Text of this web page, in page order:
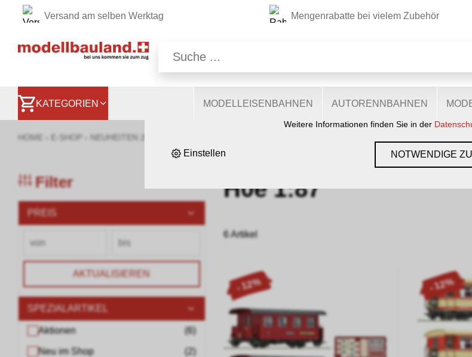
Versand am selben Werktag Mengenrabatte bei vielem Zubehör
KATEGORIEN MODELLEISENBAHNEN AUTORENNBAHNEN
HOME E-SHOP NEUHEITEN 2025/2026
Filter
PREIS
AKTUALISIEREN
SPEZIALARTIKEL
Aktionen (6 )
Neu im Shop (2 )
H0e 1:87
6 Artikel
- 12% - 12%
Wir nutzen auf unserer Website verschiedene Cookies: Einige sind
Website, andere ermöglichen Ihnen mehr Funktionalitäten, und noch
zugestimmt, nutzen anonymisierte,
Weitere Informationen finden Sie in der
Einstellen NOTWENDIGE